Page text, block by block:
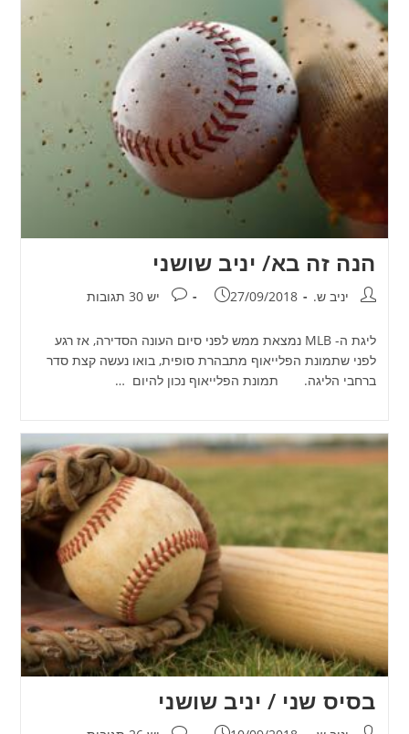
הנה זה בא/ יניב שושני
מחבר:יניב ש. פורסם:
27/09/2018 תגובות:
יש 30 תגובות
ליגת ה- MLB נמצאת ממש לפני סיום העונה הסדירה, אז רגע
לפני שתמונת הפלייאוף מתבהרת סופית, בואו נעשה קצת סדר
ברחבי הליגה. תמונת הפלייאוף נכון להיום …
בסיס שני / יניב שושני